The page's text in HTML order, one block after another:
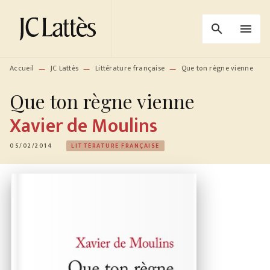
MENU RECHERCHE
PIED DE PAGE
search menu
Accueil — JC Lattès — Littérature française — Que ton règne vienne
Que ton règne vienne
Xavier de Moulins
05/02/2014 LITTÉRATURE FRANÇAISE